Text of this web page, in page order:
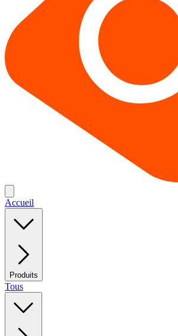
Accueil
Produits
Tous